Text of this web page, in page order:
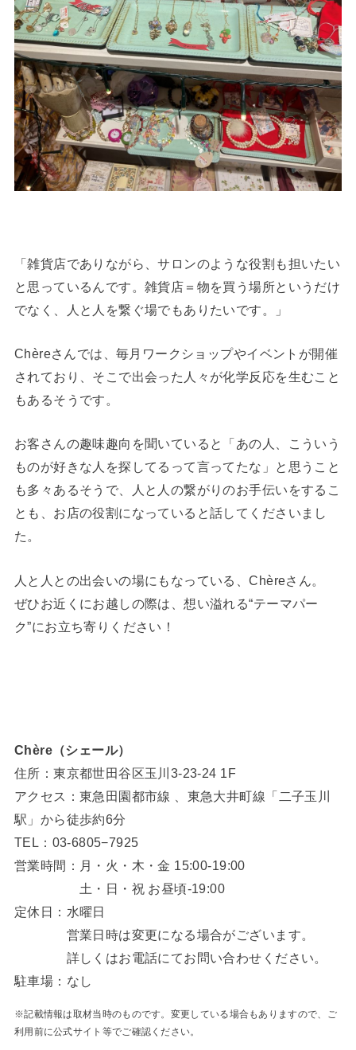
「雑貨店でありながら、サロンのような役割も担いたい
と思っているんです。雑貨店＝物を買う場所というだけ
でなく、人と人を繋ぐ場でもありたいです。」
Chèreさんでは、毎月ワークショップやイベントが開催
されており、そこで出会った人々が化学反応を生むこと
もあるそうです。
お客さんの趣味趣向を聞いていると「あの人、こういう
ものが好きな人を探してるって言ってたな」と思うこと
も多々あるそうで、人と人の繋がりのお手伝いをするこ
とも、お店の役割になっていると話してくださいまし
た。
人と人との出会いの場にもなっている、Chèreさん。
ぜひお近くにお越しの際は、想い溢れる“テーマパー
ク”にお立ち寄りください！
Chère（シェール）
住所：東京都世田谷区玉川3-23-24 1F
アクセス：東急田園都市線 、東急大井町線「二子玉川
駅」から徒歩約6分
TEL：03-6805−7925
営業時間：月・火・木・金 15:00-19:00
土・日・祝 お昼頃-19:00
定休日：水曜日
営業日時は変更になる場合がございます。
詳しくはお電話にてお問い合わせください。
駐車場：なし
※記載情報は取材当時のものです。変更している場合もありますので、ご
利用前に公式サイト等でご確認ください。